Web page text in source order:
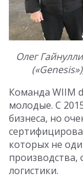
Олег
Команда WIIM
молодые. С
бизнеса, но
которых не
производства,
логистики.